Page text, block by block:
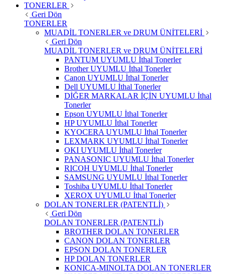
TONERLER
Geri Dön
TONERLER
MUADİL TONERLER ve DRUM ÜNİTELERİ
Geri Dön
MUADİL TONERLER ve DRUM ÜNİTELERİ
PANTUM UYUMLU İthal Tonerler
Brother UYUMLU İthal Tonerler
Canon UYUMLU İthal Tonerler
Dell UYUMLU İthal Tonerler
DİĞER MARKALAR İÇİN UYUMLU İthal
Tonerler
Epson UYUMLU İthal Tonerler
HP UYUMLU İthal Tonerler
KYOCERA UYUMLU İthal Tonerler
LEXMARK UYUMLU İthal Tonerler
OKI UYUMLU İthal Tonerler
PANASONIC UYUMLU İthal Tonerler
RICOH UYUMLU İthal Tonerler
SAMSUNG UYUMLU İthal Tonerler
Toshiba UYUMLU İthal Tonerler
XEROX UYUMLU İthal Tonerler
DOLAN TONERLER (PATENTLİ)
Geri Dön
DOLAN TONERLER (PATENTLİ)
BROTHER DOLAN TONERLER
CANON DOLAN TONERLER
EPSON DOLAN TONERLER
HP DOLAN TONERLER
KONICA-MINOLTA DOLAN TONERLER